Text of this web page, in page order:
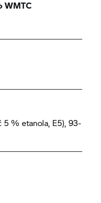
WMTC
% etanola, E5), 93-